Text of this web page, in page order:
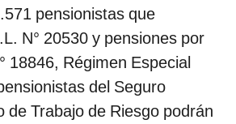
pensionistas que
N° 20530 y pensiones por
18846, Régimen Especial
del Seguro
de Trabajo de Riesgo podrán